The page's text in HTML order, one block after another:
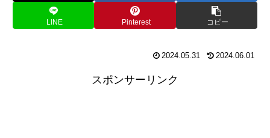
LINE Pinterest コピー
2024.05.31 2024.06.01
スポンサーリンク